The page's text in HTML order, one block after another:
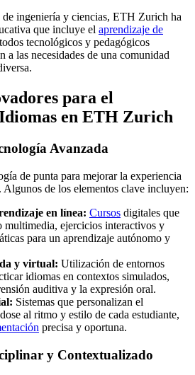
de ingeniería y ciencias, ETH Zurich ha
que incluye el aprendizaje de
tecnológicos y pedagógicos
a las necesidades de una comunidad
para el
en ETH Zurich
Avanzada
de punta para mejorar la experiencia
Algunos de los elementos clave incluyen:
en línea: Cursos digitales que
multimedia, ejercicios interactivos y
para un aprendizaje autónomo y
y virtual: Utilización de entornos
idiomas en contextos simulados,
auditiva y la expresión oral.
Sistemas que personalizan el
al ritmo y estilo de cada estudiante,
precisa y oportuna.
y Contextualizado